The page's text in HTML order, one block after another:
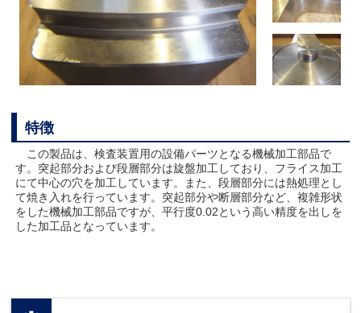
特徴
この製品は、検査装置用の設備パーツとなる機械加工部品で
す。突起部分および段層部分は旋盤加工しており、フライス加工
にて中心の穴を加工しています。また、段層部分には熱処理とし
て焼き入れを行っています。突起部分や断層部分など、複雑形状
をした機械加工部品ですが、平行度0.02という高い精度を出しを
した加工品となっています。